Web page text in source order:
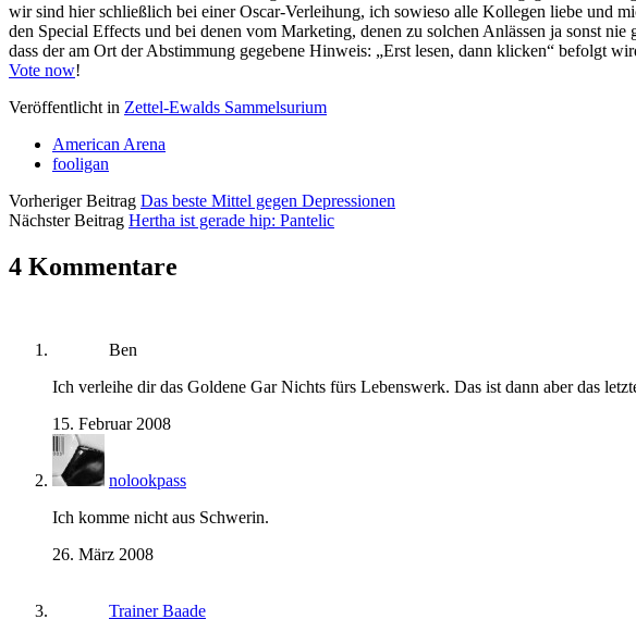
wir sind hier schließlich bei einer Oscar-Verleihung, ich sowieso alle Kollegen liebe und
den Special Effects und bei denen vom Marketing, denen zu solchen Anlässen ja sonst
dass der am Ort der Abstimmung gegebene Hinweis: „Erst lesen, dann klicken“ befolgt
Vote now!
Veröffentlicht in Zettel-Ewalds Sammelsurium
American Arena
fooligan
Vorheriger Beitrag Das beste Mittel gegen Depressionen
Nächster Beitrag Hertha ist gerade hip: Pantelic
4 Kommentare
Ben
Ich verleihe dir das Goldene Gar Nichts fürs Lebenswerk. Das ist dann aber das
15. Februar 2008
nolookpass
Ich komme nicht aus Schwerin.
26. März 2008
Trainer Baade